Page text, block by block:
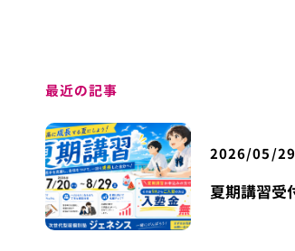
最近の記事
2026/05/29
夏期講習受